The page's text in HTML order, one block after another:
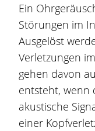
Ein
Störungen im
Ausgelöst
Verletzungen
gehen davon
entsteht, wenn
akustische
einer